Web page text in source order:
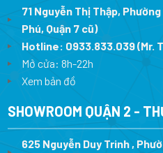
71 Nguyễn Thị Thập,
Phú, Quận 7 cũ)
Hotline: 0933.833.039(Mr.
Mở cửa: 8h-22h
Xem bản đồ
SHOWROOM QUẬN 2 -
625 Nguyễn Duy Trinh ,